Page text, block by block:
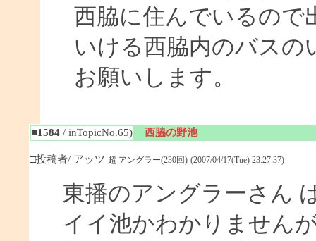
西脇に住んでいるので
いける西脇内のバスの
お願いします。
■1584 / inTopicNo.65) 西脇の野池
□投稿者/ アッツ 超 アングラー(230回)-(2007/04/17(Tue) 23:27:37)
東播のアングラーさん
イイ池かわかりません